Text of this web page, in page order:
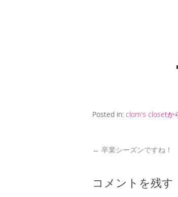
Posted in: clom's closetか
← 卒業シーズンですね！
コメントを残す